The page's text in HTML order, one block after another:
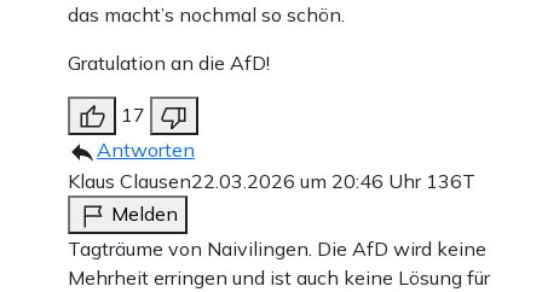
das macht’s nochmal so schön.
Gratulation an die AfD!
17
Antworten
Klaus Clausen22.03.2026 um 20:46 Uhr 136T
Melden
Tagträume von Naivilingen. Die AfD wird keine
Mehrheit erringen und ist auch keine Lösung für